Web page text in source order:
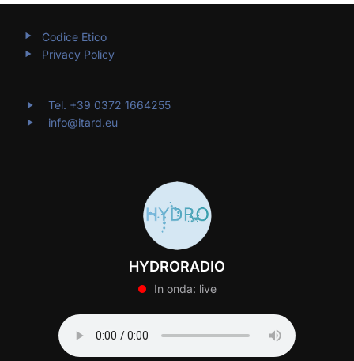
Codice Etico
Privacy Policy
Tel. +39 0372 1664255
info@itard.eu
HYDRORADIO
In onda: live